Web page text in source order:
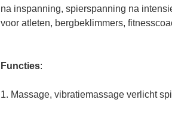
na inspanning, spierspanning na
voor atleten, bergbeklimmers,
Functies:
1. Massage, vibratiemassage verlicht